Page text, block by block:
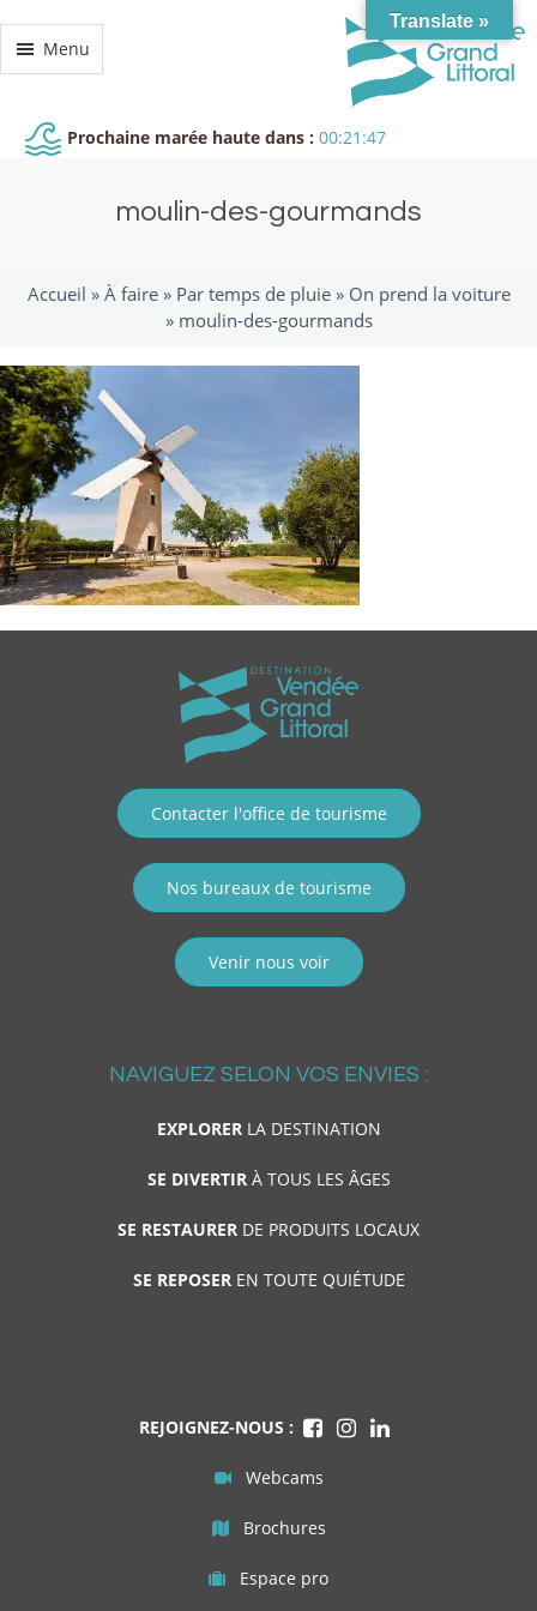
Menu
Prochaine marée haute dans : 00:21:46
moulin-des-gourmands
Accueil » À faire» Par temps de pluie» On prend la voiture
» moulin-des-gourmands
Contacter l'office de tourisme
Nos bureaux de tourisme
Venir nous voir
NAVIGUEZ SELON VOS ENVIES :
EXPLORERLA DESTINATION
SE DIVERTIRÀ TOUS LES ÂGES
SE RESTAURER DE PRODUITS LOCAUX
SE REPOSEREN TOUTE QUIÉTUDE
REJOIGNEZ-NOUS :
Webcams
Brochures
Espace pro
Translate »